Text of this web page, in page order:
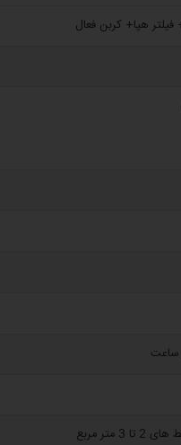
هپا+ کربن فعال
متر مربع